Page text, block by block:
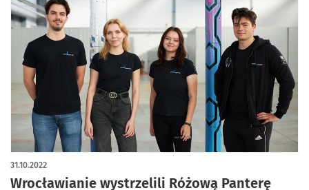
Wrocławianie wystrzelili Różową Panterę
31.10.2022
artykuł z galerią zdjęć